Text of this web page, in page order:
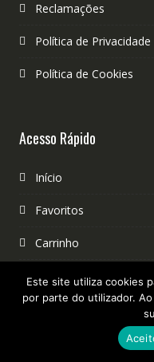
Reclamações
Política de Privacidade
Política de Cookies
Acesso Rápido
Início
Favoritos
Carrinho
Checkout
Este site utiliza cookies
por parte do utilizador.